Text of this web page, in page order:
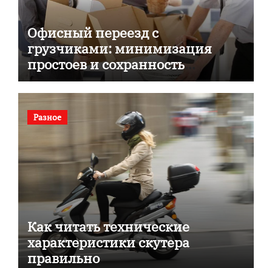
Офисный переезд с
грузчиками: минимизация
простоев и сохранность
документов
Разное
Как читать технические
характеристики скутера
правильно